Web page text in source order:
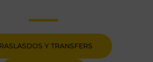
Y TRANSFERS